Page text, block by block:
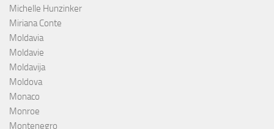
Michelle Hunzinker
Miriana Conte
Moldavia
Moldavie
Moldavija
Moldova
Monaco
Monroe
Montenegro